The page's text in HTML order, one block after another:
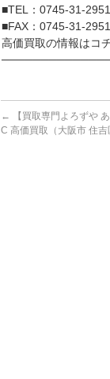
■TEL：0745-31-2951
■FAX：0745-31-2951
高価買取の情報はコ
←
【買取専門よろずや
C 高価買取（大阪市 住吉